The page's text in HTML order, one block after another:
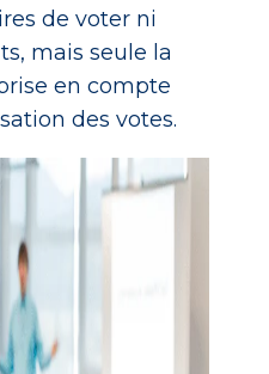
de voter ni
mais seule la
en compte
des votes.